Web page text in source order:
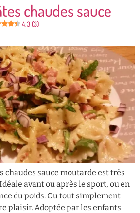
chaudes sauce
4.3 (3)
chaudes sauce moutarde est très
avant ou après le sport, ou en
du poids. Ou tout simplement
plaisir. Adoptée par les enfants